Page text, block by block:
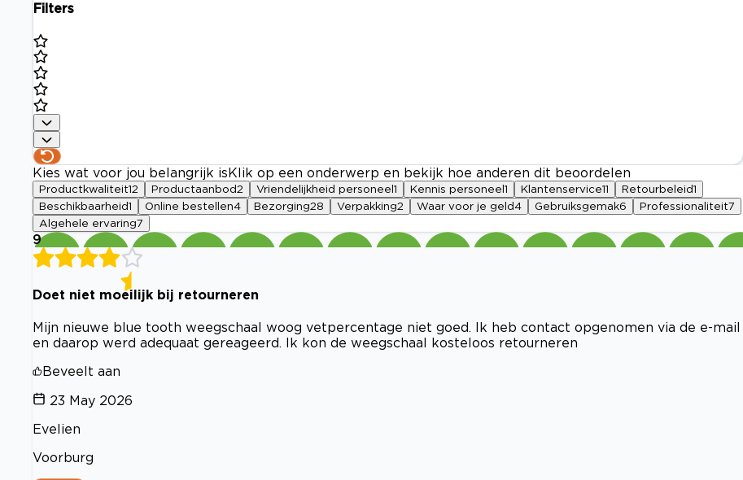
Filters
Kies wat voor jou belangrijk is Klik op een onderwerp en bekijk hoe anderen dit beoordelen
Productkwaliteit12 Productaanbod2 Vriendelijkheid personeel 1 Kennis personeel 1 Klantenservice11 Retourbeleid1
Beschikbaarheid1 Online bestellen4 Bezorging28 Verpakking2 Waar voor je geld4 Gebruiksgemak6 Professionaliteit7
Algehele ervaring7
9
Doet niet moeilijk bij retourneren
Mijn nieuwe blue tooth weegschaal woog vetpercentage niet goed. Ik heb contact opgenomen via de e-mail
en daarop werd adequaat gereageerd. Ik kon de weegschaal kosteloos retourneren
Beveelt aan
23 May 2026
Evelien
Voorburg